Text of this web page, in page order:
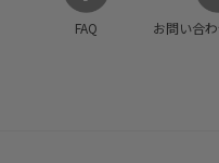
FAQ お問い合